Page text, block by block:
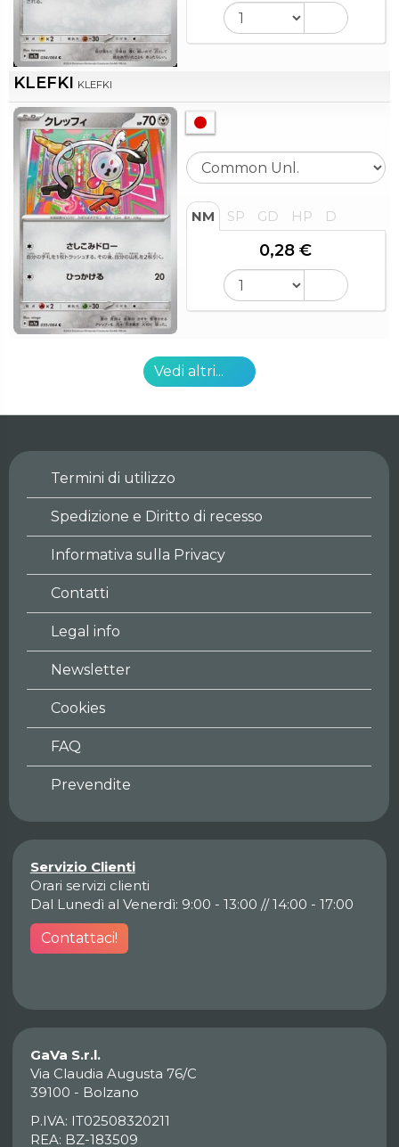
KLEFKI KLEFKI
NM SP GD HP D
0,28 €
Vedi altri...
Termini di utilizzo
Spedizione e Diritto di recesso
Informativa sulla Privacy
Contatti
Legal info
Newsletter
Cookies
FAQ
Prevendite
Servizio Clienti
Orari servizi clienti
Dal Lunedì al Venerdì: 9:00 - 13:00 // 14:00 - 17:00
Contattaci!
GaVa S.r.l.
Via Claudia Augusta 76/C
39100 - Bolzano
P.IVA: IT02508320211
REA: BZ-183509